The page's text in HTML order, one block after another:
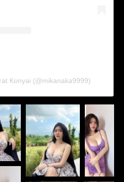
Konyai (@mikanaka9999)